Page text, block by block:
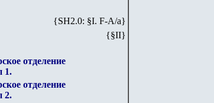
{SH2.0: §I. F-А/а}
{§II}
отделение
1.
отделение
2.